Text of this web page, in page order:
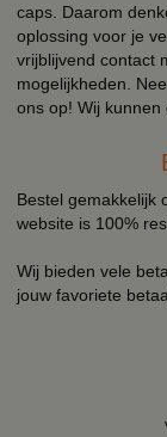
caps. Daarom
oplossing voor je
vrijblijvend contact
mogelijkheden.
ons op! Wij
Bestel gemakkelijk
website is 100%
Wij bieden vele
jouw favoriete